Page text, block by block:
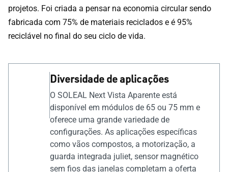
projetos. Foi criada a pensar na economia circular sendo
fabricada com 75% de materiais reciclados e é 95%
reciclável no final do seu ciclo de vida.
Diversidade de aplicações
O SOLEAL Next Vista Aparente está
disponível em módulos de 65 ou 75 mm e
oferece uma grande variedade de
configurações. As aplicações específicas
como vãos compostos, a motorização, a
guarda integrada juliet, sensor magnético
sem fios das janelas completam a oferta